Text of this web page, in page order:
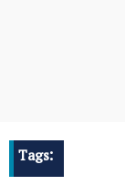
Tags: